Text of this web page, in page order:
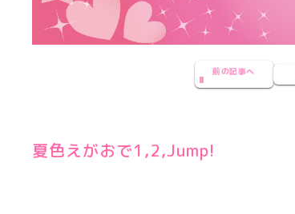
前の記事へ
夏色えがおで1,2,Jump!